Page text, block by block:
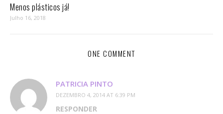
Menos plásticos já!
Julho 16, 2018
ONE COMMENT
PATRICIA PINTO
DEZEMBRO 4, 2014 AT 6:39 PM
RESPONDER